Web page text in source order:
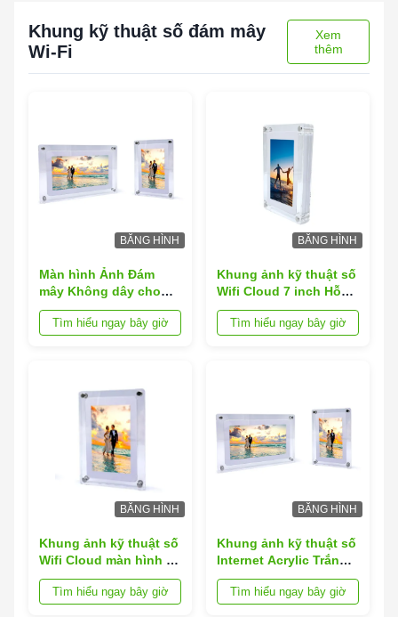
Khung kỹ thuật số đám mây
Wi-Fi
Xem
thêm
BĂNG HÌNH
Màn hình Ảnh Đám
mây Không dây cho
Thuyết trình Kinh
doanh Khung Acrylic
Tìm hiểu ngay bây giờ
BĂNG HÌNH
Khung ảnh kỹ thuật số
Wifi Cloud 7 inch Hỗ
trợ các định dạng tệp
JPEG
Tìm hiểu ngay bây giờ
BĂNG HÌNH
Khung ảnh kỹ thuật số
Wifi Cloud màn hình 7
inch với chất liệu
khung Acrylic và Loại
Tìm hiểu ngay bây giờ
BĂNG HÌNH
Khung ảnh kỹ thuật số
Internet Acrylic Trắng
cho Sự kiện Doanh
nghiệp
Tìm hiểu ngay bây giờ